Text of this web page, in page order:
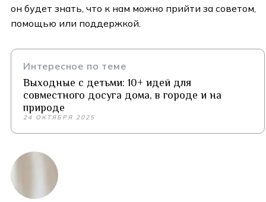
он будет знать, что к нам можно прийти за советом,
помощью или поддержкой.
Интересное по теме
Выходные с детьми: 10+ идей для
совместного досуга дома, в городе и на
природе
24 ОКТЯБРЯ 2025